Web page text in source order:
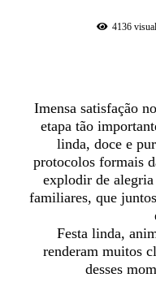
4136
Imensa satisfação
etapa tão
linda, doce e
protocolos formais
explodir de
familiares, que
Festa linda,
renderam muitos
desses